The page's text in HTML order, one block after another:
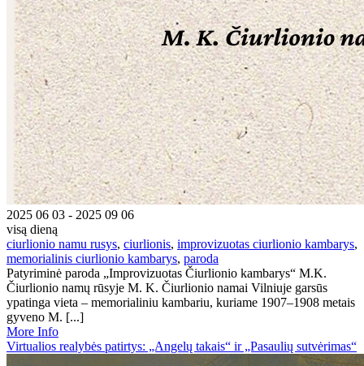
2025 06 03 - 2025 09 06
visą dieną
ciurlionio namu rusys, ciurlionis, improvizuotas ciurlionio kambarys,
memorialinis ciurlionio kambarys, paroda
Patyriminė paroda „Improvizuotas Čiurlionio kambarys“ M.K.
Čiurlionio namų rūsyje M. K. Čiurlionio namai Vilniuje garsūs
ypatinga vieta – memorialiniu kambariu, kuriame 1907–1908 metais
gyveno M. [...]
More Info
Virtualios realybės patirtys: „Angelų takais“ ir „Pasaulių sutvėrimas“